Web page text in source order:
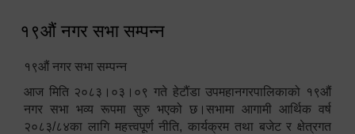
१९औं नगर सभा सम्पन्न
१९औं नगर सभा सम्पन्न
आज मिति २०८३।०३।०९ गते हेटौंडा उपमहानगरपालिकाको १९औं
नगर सभा भव्य रूपमा सुरु भएको छ।सभामा आगामी आर्थिक वर्ष
२०८३/८४का लागि महत्त्वपूर्ण नीति, कार्यक्रम तथा बजेट र क्षेत्रगत